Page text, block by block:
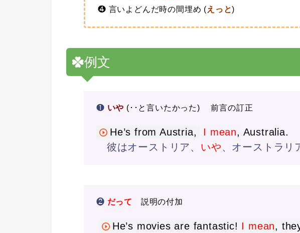
❹ 言いよどんだ時の間埋め (えっと)
例文
❶ いや (･･と言いたかった) 前言の訂正
He’s from Austria, I mean, Australia.
彼はオーストリア、 いや、オーストラリ
❷ だって 説明の付加
He’s movies are fantastic! I mean,